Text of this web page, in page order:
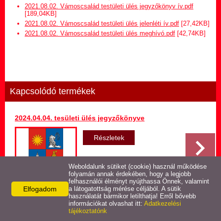
Hirdetmény termőföld
bérletére
Települési Arculati
Képviselő-testületi ülések
Egészségügyi ellátás
Egyéb szolgáltatások
Látnivalók
2021.08.02. Vámoscsalád testületi ülés jegyzőkönyv ív.pdf
[189,04KB]
2021.08.02. Vámoscsalád testületi ülés jelenléti ív.pdf [27,42KB]
2021.08.02. Vámoscsalád testületi ülés meghívó.pdf [42,74KB]
Kapcsolódó termékek
2024.04.04. tesületi ülés jegyzőkönyve
Részletek
Vissza az előző oldalra!
Elfogadom
Weboldalunk sütiket (cookie) használ működése
folyamán annak érdekében, hogy a legjobb
felhasználói élményt nyújthassa Önnek, valamint
a látogatottság mérése céljából. A sütik
használatát bármikor letilthatja! Erről bővebb
információkat olvashat itt: Adatkezelési
tájékoztatónk